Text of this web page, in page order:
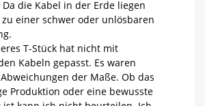
Da die Kabel in der Erde liegen
zu einer schwer oder unlösbaren
T-Stück hat nicht mit
Kabeln gepasst. Es waren
der Maße. Ob das
Produktion oder eine bewusste